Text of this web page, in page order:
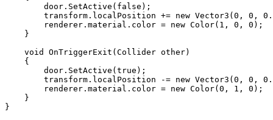
        door.SetActive(false);
transform.localPosition += new Vector3(0, 0,
        renderer.material.color = new Color(1, 0, 0);
    }
    void OnTriggerExit(Collider other)
    {
        door.SetActive(true);
transform.localPosition -= new Vector3(0, 0,
        renderer.material.color = new Color(0, 1, 0);
    }